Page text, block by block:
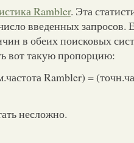
Rambler. Эта
введенных запросов.
в обеих поисковых
вот такую пропорцию:
Rambler) =
несложно.